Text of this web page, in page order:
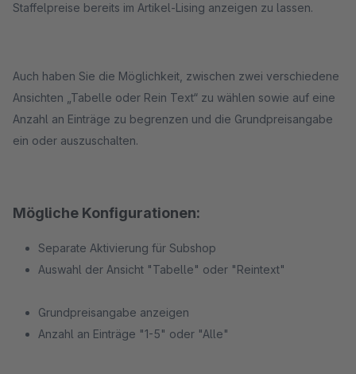
Staffelpreise bereits im Artikel-Lising anzeigen zu lassen.
Auch haben Sie die Möglichkeit, zwischen zwei verschiedene
Ansichten „Tabelle oder Rein Text“ zu wählen sowie auf eine
Anzahl an Einträge zu begrenzen und die Grundpreisangabe
ein oder auszuschalten.
Mögliche Konfigurationen:
Separate Aktivierung für Subshop
Auswahl der Ansicht "Tabelle" oder "Reintext"
Grundpreisangabe anzeigen
Anzahl an Einträge "1-5" oder "Alle"